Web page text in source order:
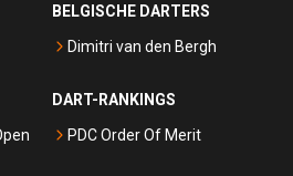
BELGISCHE DARTERS
Dimitri van den Bergh
DART-RANKINGS
PDC Order Of Merit